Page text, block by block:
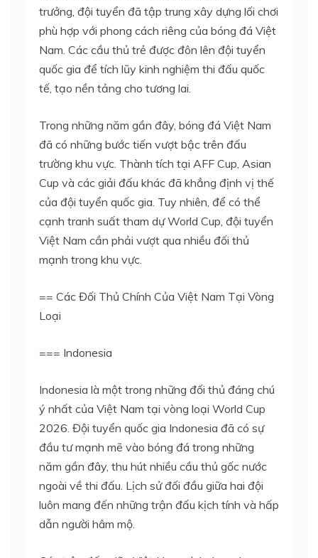
trưởng, đội tuyển đã tập trung xây dựng lối chơi
phù hợp với phong cách riêng của bóng đá Việt
Nam. Các cầu thủ trẻ được đôn lên đội tuyển
quốc gia để tích lũy kinh nghiệm thi đấu quốc
tế, tạo nền tảng cho tương lai.
Trong những năm gần đây, bóng đá Việt Nam
đã có những bước tiến vượt bậc trên đấu
trường khu vực. Thành tích tại AFF Cup, Asian
Cup và các giải đấu khác đã khẳng định vị thế
của đội tuyển quốc gia. Tuy nhiên, để có thể
cạnh tranh suất tham dự World Cup, đội tuyển
Việt Nam cần phải vượt qua nhiều đối thủ
mạnh trong khu vực.
== Các Đối Thủ Chính Của Việt Nam Tại Vòng
Loại
=== Indonesia
Indonesia là một trong những đối thủ đáng chú
ý nhất của Việt Nam tại vòng loại World Cup
2026. Đội tuyển quốc gia Indonesia đã có sự
đầu tư mạnh mẽ vào bóng đá trong những
năm gần đây, thu hút nhiều cầu thủ gốc nước
ngoài về thi đấu. Lịch sử đối đầu giữa hai đội
luôn mang đến những trận đấu kịch tính và hấp
dẫn người hâm mộ.